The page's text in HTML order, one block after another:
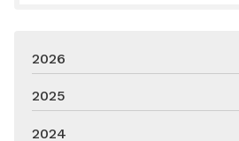
2026
2025
2024